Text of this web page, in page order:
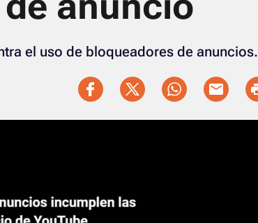
el uso de bloqueadores de anuncios.